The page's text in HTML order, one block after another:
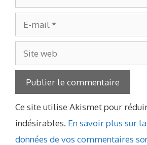
mail
Site
web
Ce site utilise Akismet pour
indésirables. En savoir plus sur
données de vos commentaires